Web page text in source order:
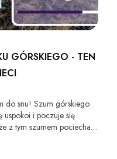
GÓRSKIEGO - TEN
do snu! Szum górskiego
uspokoi i poczuje się
z tym szumem pociecha